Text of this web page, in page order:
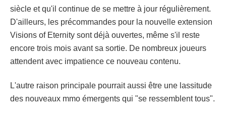
siècle et qu'il continue de se mettre à jour régulièrement.
D'ailleurs, les précommandes pour la nouvelle extension
Visions of Eternity sont déjà ouvertes, même s'il reste
encore trois mois avant sa sortie. De nombreux joueurs
attendent avec impatience ce nouveau contenu.
L'autre raison principale pourrait aussi être une lassitude
des nouveaux mmo émergents qui "se ressemblent tous".